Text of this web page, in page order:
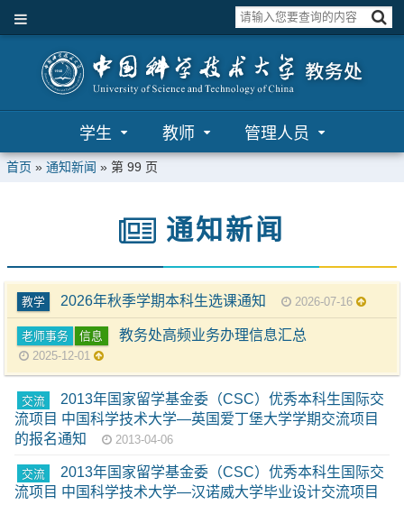
学生 教师 管理人员
首页 » 通知新闻 » 第 99 页
通知新闻
教学 2026年秋季学期本科生选课通知 2026-07-16
老师事务 信息 教务处高频业务办理信息汇总
2025-12-01
交流
2013年国家留学基金委（CSC）优秀本科生国际交
流项目 中国科学技术大学—英国爱丁堡大学学期交流项目
的报名通知
2013-04-06
交流
2013年国家留学基金委（CSC）优秀本科生国际交
流项目 中国科学技术大学—汉诺威大学毕业设计交流项目